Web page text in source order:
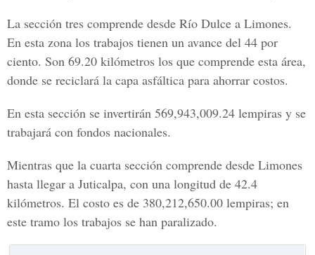
La sección tres comprende desde Río Dulce a Limones.
En esta zona los trabajos tienen un avance del 44 por
ciento. Son 69.20 kilómetros los que comprende esta área,
donde se reciclará la capa asfáltica para ahorrar costos.
En esta sección se invertirán 569,943,009.24 lempiras y se
trabajará con fondos nacionales.
Mientras que la cuarta sección comprende desde Limones
hasta llegar a Juticalpa, con una longitud de 42.4
kilómetros. El costo es de 380,212,650.00 lempiras; en
este tramo los trabajos se han paralizado.